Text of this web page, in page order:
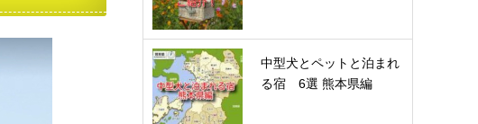
中型犬とペットと泊まれ
る宿 6選 熊本県編